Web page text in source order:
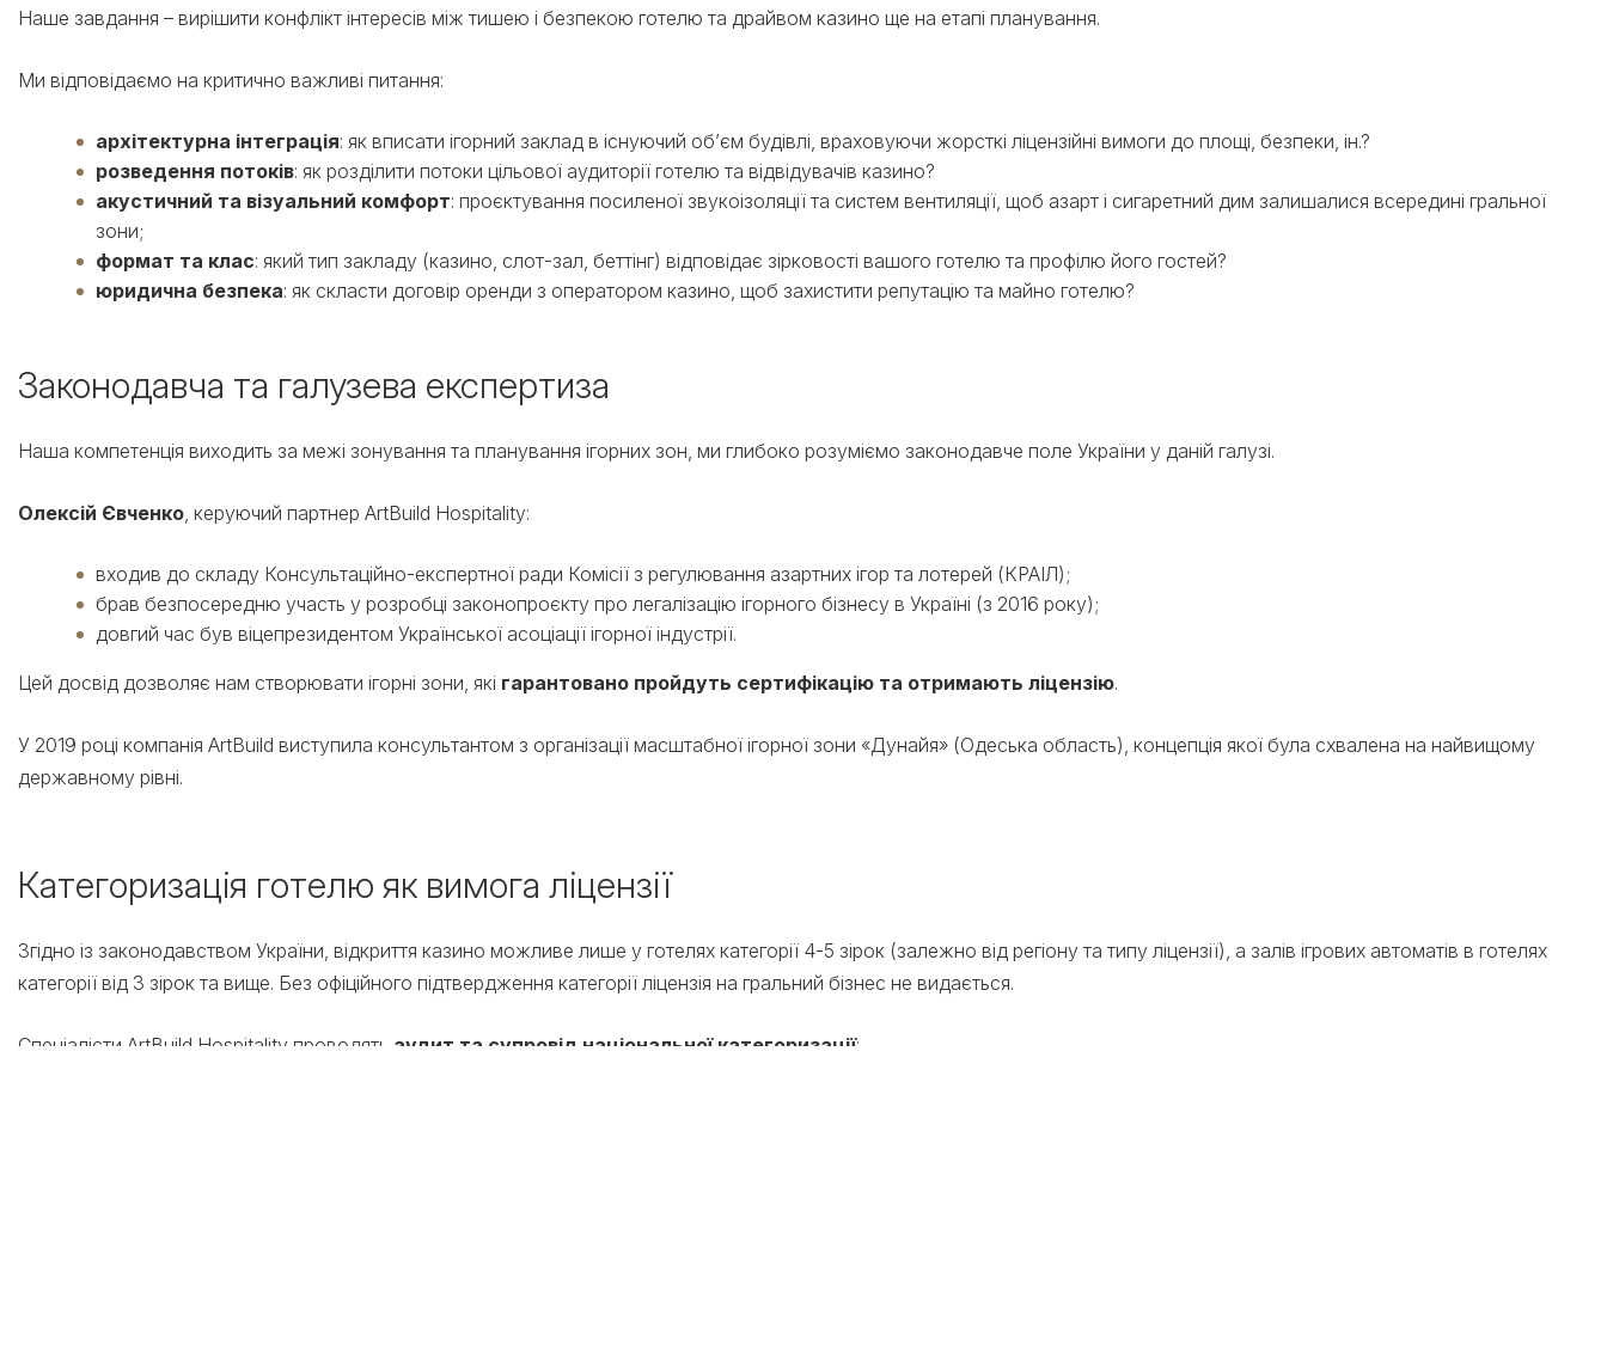
Наше завдання – вирішити конфлікт інтересів між тишею і безпекою готелю та драйвом казино ще на етапі планування.
Ми відповідаємо на критично важливі питання:
архітектурна інтеграція: як вписати ігорний заклад в існуючий об’єм будівлі, враховуючи жорсткі ліцензійні вимоги до площі, безпеки, ін.?
розведення потоків: як розділити потоки цільової аудиторії готелю та відвідувачів казино?
акустичний та візуальний комфорт: проєктування посиленої звукоізоляції та систем вентиляції, щоб азарт і сигаретний дим залишалися всередині гральної
зони;
формат та клас: який тип закладу (казино, слот-зал, беттінг) відповідає зірковості вашого готелю та профілю його гостей?
юридична безпека: як скласти договір оренди з оператором казино, щоб захистити репутацію та майно готелю?
Законодавча та галузева експертиза
Наша компетенція виходить за межі зонування та планування ігорних зон, ми глибоко розуміємо законодавче поле України у даній галузі.
Олексій Євченко, керуючий партнер ArtBuild Hospitality:
входив до складу Консультаційно-експертної ради Комісії з регулювання азартних ігор та лотерей (КРАІЛ);
брав безпосередню участь у розробці законопроєкту про легалізацію ігорного бізнесу в Україні (з 2016 року);
довгий час був віцепрезидентом Української асоціації ігорної індустрії.
Цей досвід дозволяє нам створювати ігорні зони, які гарантовано пройдуть сертифікацію та отримають ліцензію.
У 2019 році компанія ArtBuild виступила консультантом з організації масштабної ігорної зони «Дунайя» (Одеська область), концепція якої була схвалена на найвищому
державному рівні.
Категоризація готелю як вимога ліцензії
Згідно із законодавством України, відкриття казино можливе лише у готелях категорії 4-5 зірок (залежно від регіону та типу ліцензії), а залів ігрових автоматів в готелях
категорії від 3 зірок та вище. Без офіційного підтвердження категорії ліцензія на гральний бізнес не видається.
Спеціалісти ArtBuild Hospitality проводять аудит та супровід національної категоризації: